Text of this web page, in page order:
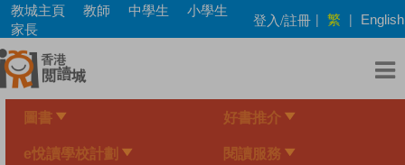
Skip
main
content
教城主頁 教師 中學生
小學生
家長
登入/註冊 | 繁 | English
圖書 好書推介
e悅讀學校計劃 閱讀服務